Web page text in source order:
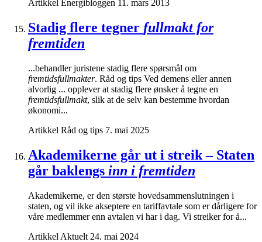
Artikkel Energibloggen 11. mars 2013
Stadig flere tegner fullmakt for
fremtiden
...behandler juristene stadig flere spørsmål om
fremtidsfullmakter. Råd og tips Ved demens eller annen
alvorlig ... opplever at stadig flere ønsker å tegne en
fremtidsfullmakt, slik at de selv kan bestemme hvordan
økonomi...
Artikkel Råd og tips 7. mai 2025
Akademikerne går ut i streik – Staten
går baklengs inn i fremtiden
Akademikerne, er den største hovedsammenslutningen i
staten, og vil ikke akseptere en tariffavtale som er dårligere for
våre medlemmer enn avtalen vi har i dag. Vi streiker for å...
Artikkel Aktuelt 24. mai 2024